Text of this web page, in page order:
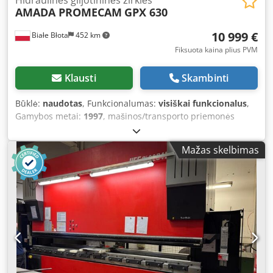
Białe Błota 452 km
AMADA PROMECAM GPX 630
10 999 €
Fiksuota kaina plius PVM
Klausti Skambinti
Būklė: naudotas, Funkcionalumas: visiškai funkcionalus,
Gamybos metai: 1997, mašinos/transporto priemonės
, valdymo tipas:
automatizacijos lygis:automatinis, pavaros tipas:
hidraulinis, darbinis plotis:3 100 mm, maks. lakšto storis:
6 mm, atgalinio ribotuvo reguliavimas: valdomas CNC
galinis atmušas:1 050 mm , bendras svoris:6 500 kg,
atramos svirčių skaičius: 2, Įranga: kampinis vožtuvas
Hidraulinės giljotinos – AMADA GPX 630 tipas. Pjovimo ilgis:
3100 mm x 6 mm, pilnas CNC valdymas. Reguliuojamas
pjovimo kampas ir tarpas tarp peilių, kurie nustatomi
kompiuteriu suvedus medžiagos storį ir ilgį. Lakštinio
metalo pjovimas nuo 0,4 iki 6 mm. CNC atmušėjas su
atitraukimu 10 – 1050 mm, atitraukimo funkcija,
Mažas skelbimas